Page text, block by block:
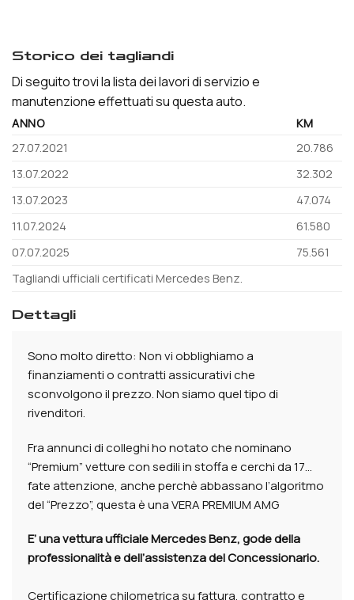
storico dei tagliandi
Di seguito trovi la lista dei lavori di servizio e
manutenzione effettuati su questa auto.
ANNO
KM
27.07.2021
20.786
13.07.2022
32.302
13.07.2023
47.074
11.07.2024
61.580
07.07.2025
75.561
Tagliandi ufficiali certificati Mercedes Benz.
dettagli
Sono molto diretto: Non vi obblighiamo a
finanziamenti o contratti assicurativi che
sconvolgono il prezzo. Non siamo quel tipo di
rivenditori.
Fra annunci di colleghi ho notato che nominano
“Premium” vetture con sedili in stoffa e cerchi da 17…
fate attenzione, anche perchè abbassano l’algoritmo
del “Prezzo”, questa è una VERA PREMIUM AMG
E’ una vettura ufficiale Mercedes Benz, gode della
professionalità e dell’assistenza del Concessionario.
Certificazione chilometrica su fattura, contratto e